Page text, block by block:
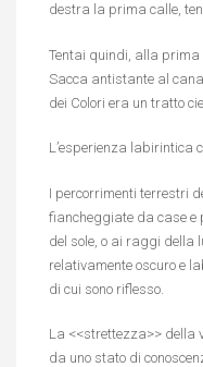
destra la prima calle,
Tentai quindi, alla prima
Sacca antistante al
dei Colori era un tratto
L’esperienza labirintica
I percorrimenti terrestri
fiancheggiate da case e
del sole, o ai raggi della
relativamente oscuro e
di cui sono riflesso.
La <<strettezza>> della
da uno stato di